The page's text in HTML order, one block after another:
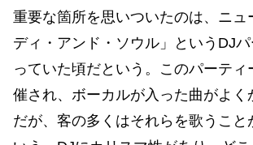
重要な箇所を思いついたのは、ニュ
ディ・アンド・ソウル」というDJ
っていた頃だという。このパーティ
催され、ボーカルが入った曲がよく
だが、客の多くはそれらを歌うこと